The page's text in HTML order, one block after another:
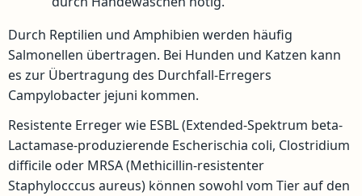
Durch Reptilien und Amphibien werden häufig
Salmonellen übertragen. Bei Hunden und Katzen kann
es zur Übertragung des Durchfall-Erregers
Campylobacter jejuni kommen.
Resistente Erreger wie ESBL (Extended-Spektrum beta-
Lactamase-produzierende Escherischia coli, Clostridium
difficile oder MRSA (Methicillin-resistenter
Staphylocccus aureus) können sowohl vom Tier auf den